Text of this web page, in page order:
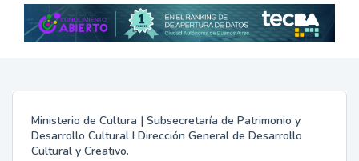
Ministerio de Cultura | Subsecretaría de Patrimonio y
Desarrollo Cultural I Dirección General de Desarrollo
Cultural y Creativo.